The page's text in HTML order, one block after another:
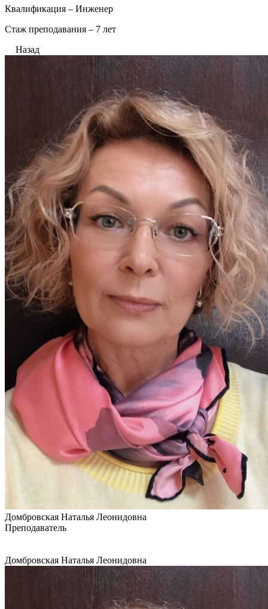
Квалификация – Инженер
Стаж преподавания – 7 лет
Назад
Домбровская Наталья Леонидовна
Преподаватель
Домбровская Наталья Леонидовна